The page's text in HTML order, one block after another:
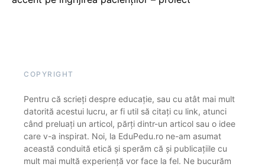
COPYRIGHT
Pentru că scrieți despre educație, sau cu atât mai mult
datorită acestui lucru, ar fi util să citați cu link, atunci
când preluați un articol, părți dintr-un articol sau o idee
care v-a inspirat. Noi, la EduPedu.ro ne-am asumat
această conduită etică și sperăm că și publicațiile cu
mult mai multă experiență vor face la fel. Ne bucurăm